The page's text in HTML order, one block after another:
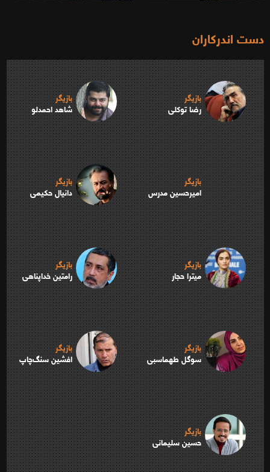
دست اندرکاران
بازیگر
رضا توکلی
بازیگر
شاهد احمدلو
بازیگر
امیرحسین مدرس
بازیگر
دانیال حکیمی
بازیگر
میترا حجار
بازیگر
رامتین خداپناهی
بازیگر
سوگل طهماسبی
بازیگر
افشین سنگ‌چاپ
بازیگر
حسین سلیمانی